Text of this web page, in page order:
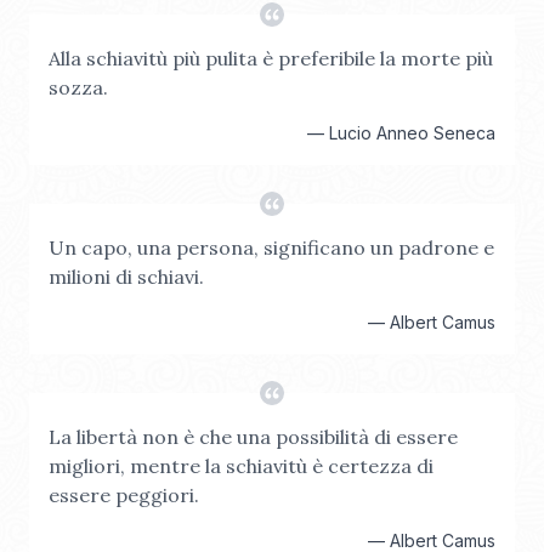
Alla schiavitù più pulita è preferibile la morte più
sozza.
— Lucio Anneo Seneca
Un capo, una persona, significano un padrone e
milioni di schiavi.
— Albert Camus
La libertà non è che una possibilità di essere
migliori, mentre la schiavitù è certezza di
essere peggiori.
— Albert Camus